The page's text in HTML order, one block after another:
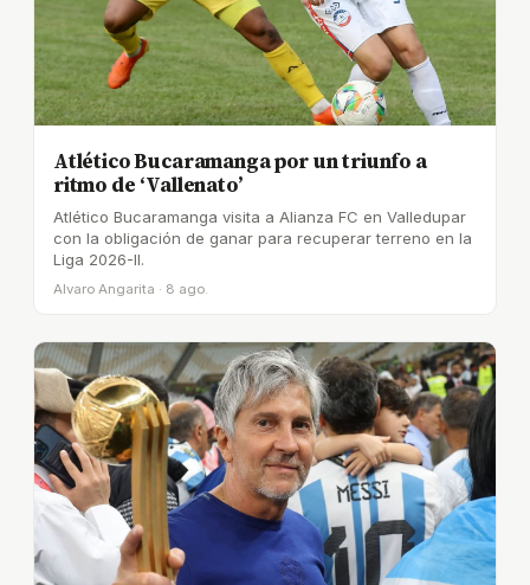
Atlético Bucaramanga por un triunfo a
ritmo de ‘Vallenato’
Atlético Bucaramanga visita a Alianza FC en Valledupar
con la obligación de ganar para recuperar terreno en la
Liga 2026-II.
Alvaro Angarita · 8 ago.